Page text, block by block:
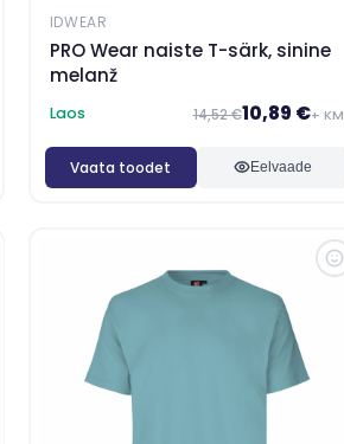
IDWEAR
PRO Wear naiste T-särk, sinine
melanž
Laos 14,52 €10,89 €+ KM
Vaata toodet Eelvaade